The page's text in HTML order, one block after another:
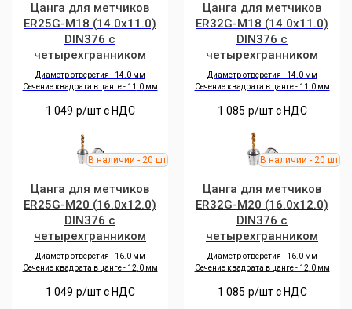
Цанга для метчиков
ER25G-M18 (14.0x11.0)
DIN376 с
четырехгранником
Диаметр отверстия - 14.0 мм
Сечение квадрата в цанге - 11.0мм
1 049 р/шт c НДС
Цанга для метчиков
ER32G-M18 (14.0x11.0)
DIN376 с
четырехгранником
Диаметр отверстия - 14.0 мм
Сечение квадрата в цанге - 11.0мм
1 085 р/шт c НДС
Цанга для метчиков
ER25G-M20 (16.0x12.0)
DIN376 с
четырехгранником
Диаметр отверстия - 16.0 мм
Сечение квадрата в цанге - 12.0мм
1 049 р/шт c НДС
Цанга для метчиков
ER32G-M20 (16.0x12.0)
DIN376 с
четырехгранником
Диаметр отверстия - 16.0 мм
Сечение квадрата в цанге - 12.0мм
1 085 р/шт c НДС